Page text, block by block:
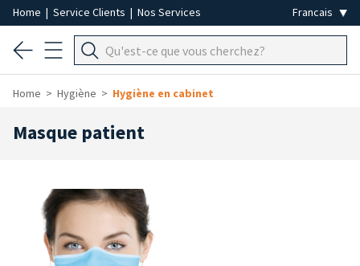
Home | Service Clients | Nos Services
Home Hygiène Hygiène en cabinet
Masque patient